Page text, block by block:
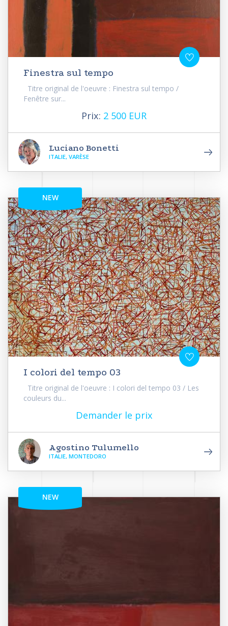
Finestra sul tempo
Titre original de l'oeuvre : Finestra sul tempo /
Fenêtre sur...
Prix: 2 500 EUR
Luciano Bonetti
ITALIE, VARÈSE
NEW
I colori del tempo 03
Titre original de l'oeuvre : I colori del tempo 03 / Les
couleurs du...
Demander le prix
Agostino Tulumello
ITALIE, MONTEDORO
NEW